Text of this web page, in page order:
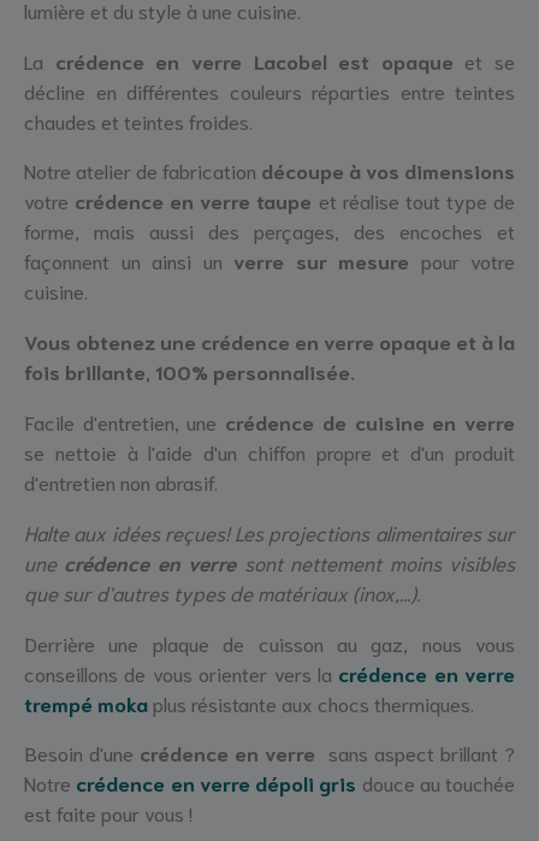
lumière et du style à une cuisine.
La crédence en verre Lacobel est opaque et se
décline en différentes couleurs réparties entre teintes
chaudes et teintes froides.
Notre atelier de fabrication découpe à vos dimensions
votre crédence en verre taupe et réalise tout type de
forme, mais aussi des perçages, des encoches et
façonnent un ainsi un verre sur mesure pour votre
cuisine.
Vous obtenez une crédence en verre opaque et à la
fois brillante, 100% personnalisée.
Facile d'entretien, une crédence de cuisine en verre
se nettoie à l'aide d'un chiffon propre et d'un produit
d'entretien non abrasif.
Halte aux idées reçues! Les projections alimentaires sur
une crédence en verresont nettement moins visibles
que sur d'autres types de matériaux (inox,...).
Derrière une plaque de cuisson au gaz, nous vous
conseillons de vous orienter vers la crédence en verre
trempé mokaplus résistante aux chocs thermiques.
Besoin d'une crédence en verre sans aspect brillant ?
Notre crédence en verre dépoli gris douce au touchée
est faite pour vous !